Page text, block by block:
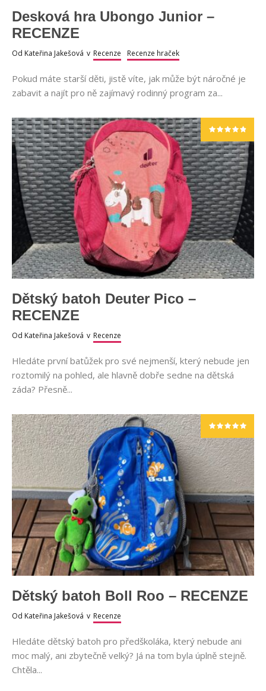
Desková hra Ubongo Junior –
RECENZE
Od Kateřina Jakešová v Recenze Recenze hraček
Pokud máte starší děti, jistě víte, jak může být náročné je
zabavit a najít pro ně zajímavý rodinný program za...
Dětský batoh Deuter Pico –
RECENZE
Od Kateřina Jakešová v Recenze
Hledáte první batůžek pro své nejmenší, který nebude jen
roztomilý na pohled, ale hlavně dobře sedne na dětská
záda? Přesně...
Dětský batoh Boll Roo – RECENZE
Od Kateřina Jakešová v Recenze
Hledáte dětský batoh pro předškoláka, který nebude ani
moc malý, ani zbytečně velký? Já na tom byla úplně stejně.
Chtěla...